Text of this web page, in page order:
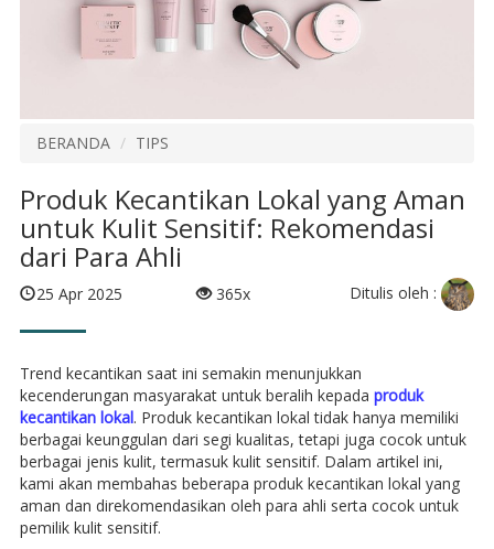
BERANDA TIPS
Produk Kecantikan Lokal yang Aman
untuk Kulit Sensitif: Rekomendasi
dari Para Ahli
25 Apr 2025 365x Ditulis oleh :
Trend kecantikan saat ini semakin menunjukkan
kecenderungan masyarakat untuk beralih kepada produk
kecantikan lokal. Produk kecantikan lokal tidak hanya memiliki
berbagai keunggulan dari segi kualitas, tetapi juga cocok untuk
berbagai jenis kulit, termasuk kulit sensitif. Dalam artikel ini,
kami akan membahas beberapa produk kecantikan lokal yang
aman dan direkomendasikan oleh para ahli serta cocok untuk
pemilik kulit sensitif.